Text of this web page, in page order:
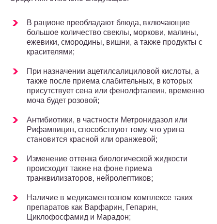
В рационе преобладают блюда, включающие
большое количество свеклы, моркови, малины,
ежевики, смородины, вишни, а также продукты с
красителями;
При назначении ацетилсалициловой кислоты, а
также после приема слабительных, в которых
присутствует сена или фенолфталеин, временно
моча будет розовой;
Антибиотики, в частности Метронидазол или
Рифампицин, способствуют тому, что урина
становится красной или оранжевой;
Изменение оттенка биологической жидкости
происходит также на фоне приема
транквилизаторов, нейролептиков;
Наличие в медикаментозном комплексе таких
препаратов как Варфарин, Гепарин,
Циклофосфамид и Марадон;